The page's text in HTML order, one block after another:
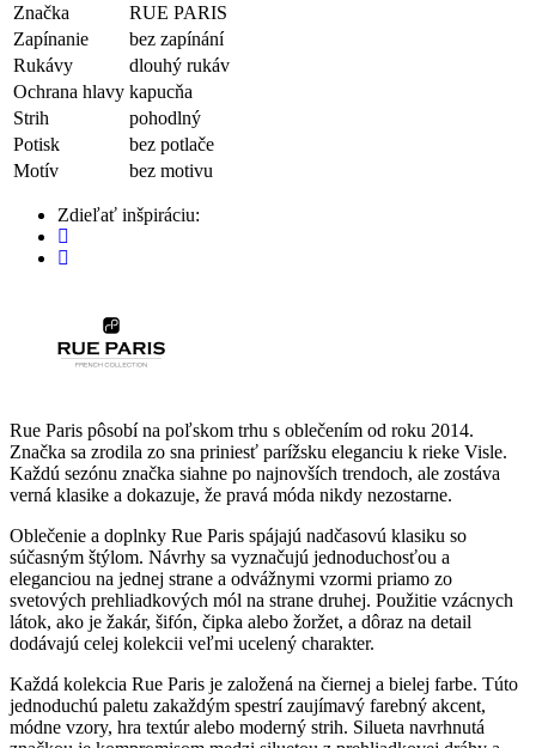
Značka
RUE PARIS
Zapínanie
bez zapínání
Rukávy
dlouhý rukáv
Ochrana hlavy kapucňa
Strih
pohodlný
Potisk
bez potlače
Motív
bez motivu
Zdieľať inšpiráciu:
Rue Paris pôsobí na poľskom trhu s oblečením od roku 2014.
Značka sa zrodila zo sna priniesť parížsku eleganciu k rieke Visle.
Každú sezónu značka siahne po najnovších trendoch, ale zostáva
verná klasike a dokazuje, že pravá móda nikdy nezostarne.
Oblečenie a doplnky Rue Paris spájajú nadčasovú klasiku so
súčasným štýlom. Návrhy sa vyznačujú jednoduchosťou a
eleganciou na jednej strane a odvážnymi vzormi priamo zo
svetových prehliadkových mól na strane druhej. Použitie vzácnych
látok, ako je žakár, šifón, čipka alebo žoržet, a dôraz na detail
dodávajú celej kolekcii veľmi ucelený charakter.
Každá kolekcia Rue Paris je založená na čiernej a bielej farbe. Túto
jednoduchú paletu zakaždým spestrí zaujímavý farebný akcent,
módne vzory, hra textúr alebo moderný strih. Silueta navrhnutá